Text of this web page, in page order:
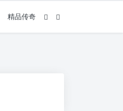
精品传奇